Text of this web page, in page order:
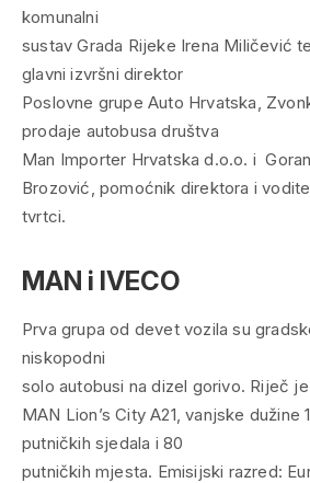
komunalni
sustav Grada Rijeke Irena Miličević
glavni izvršni direktor
Poslovne grupe Auto Hrvatska,
prodaje autobusa društva
Man Importer Hrvatska d.o.o. i Goran
Brozović, pomoćnik direktora i
tvrtci.
MAN i IVECO
Prva grupa od devet vozila su
niskopodni
solo autobusi na dizel gorivo. Riječ
MAN Lion’s City A21, vanjske dužine
putničkih sjedala i 80
putničkih mjesta. Emisijski razred: